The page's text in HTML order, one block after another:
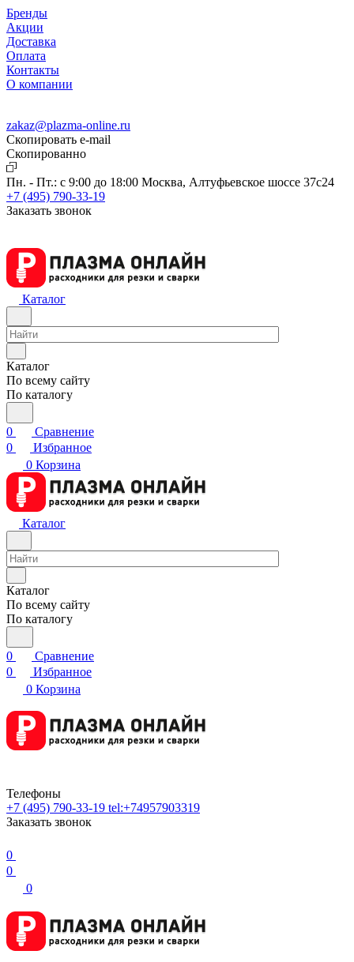
Бренды
Акции
Доставка
Оплата
Контакты
О компании
zakaz@plazma-online.ru
Скопировать e-mail
Cкопированно
Пн. - Пт.: с 9:00 до 18:00 Москва, Алтуфьевское шоссе 37с24
+7 (495) 790-33-19
Заказать звонок
Каталог
Каталог
По всему сайту
По каталогу
0
Сравнение
0
Избранное
0 Корзина
Каталог
Каталог
По всему сайту
По каталогу
0
Сравнение
0
Избранное
0 Корзина
Телефоны
+7 (495) 790-33-19 tel:+74957903319
Заказать звонок
0
0
0